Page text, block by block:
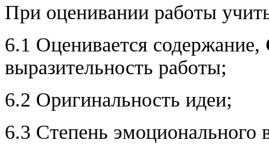
При оценивании работы
6.1 Оценивается содержание,
выразительность работы;
6.2 Оригинальность идеи;
6.3 Степень эмоционального